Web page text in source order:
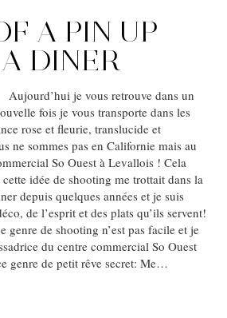
A PIN UP
DINER
je vous retrouve dans un
fois je vous transporte dans les
rose et fleurie, translucide et
ne sommes pas en Californie mais au
So Ouest à Levallois ! Cela
idée de shooting me trottait dans la
depuis quelques années et je suis
de l’esprit et des plats qu’ils servent!
genre de shooting n’est pas facile et je
du centre commercial So Ouest
genre de petit rêve secret: Me…